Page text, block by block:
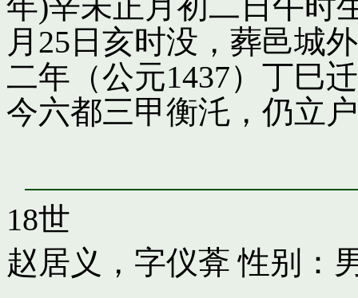
年)辛未正月初二日午时
月25日亥时没，葬邑城
二年（公元1437）丁巳
今六都三甲衡汑，仍立
18世
赵居义，字仪葊 性别：